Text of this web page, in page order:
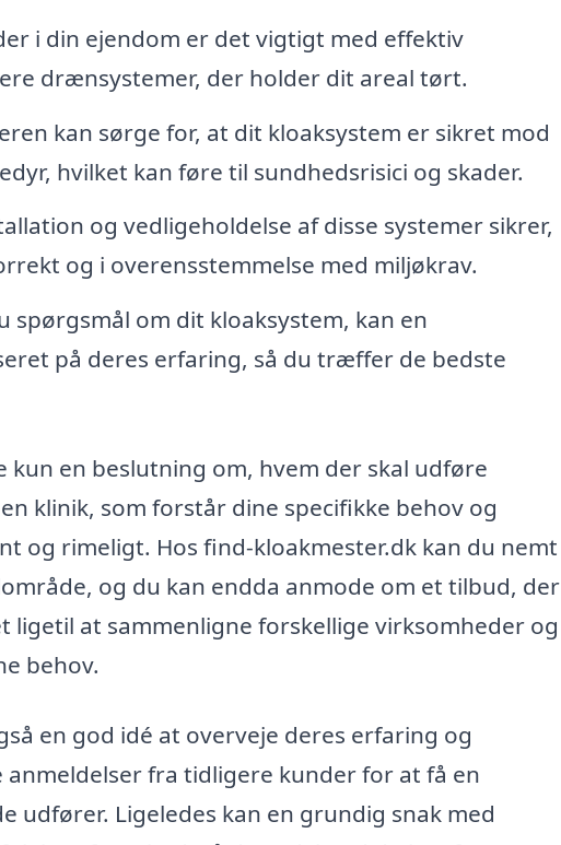
i din ejendom er det vigtigt med effektiv
drænsystemer, der holder dit areal tørt.
kan sørge for, at dit kloaksystem er sikret mod
hvilket kan føre til sundhedsrisici og skader.
og vedligeholdelse af disse systemer sikrer,
og i overensstemmelse med miljøkrav.
spørgsmål om dit kloaksystem, kan en
på deres erfaring, så du træffer de bedste
kun en beslutning om, hvem der skal udføre
klinik, som forstår dine specifikke behov og
og rimeligt. Hos find-kloakmester.dk kan du nemt
og du kan endda anmode om et tilbud, der
at sammenligne forskellige virksomheder og
behov.
en god idé at overveje deres erfaring og
fra tidligere kunder for at få en
udfører. Ligeledes kan en grundig snak med